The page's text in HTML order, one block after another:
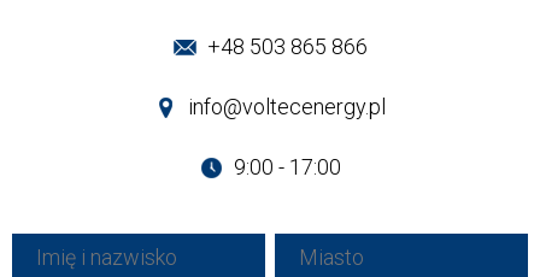
+48 503 865 866
info@voltecenergy.pl
9:00 - 17:00